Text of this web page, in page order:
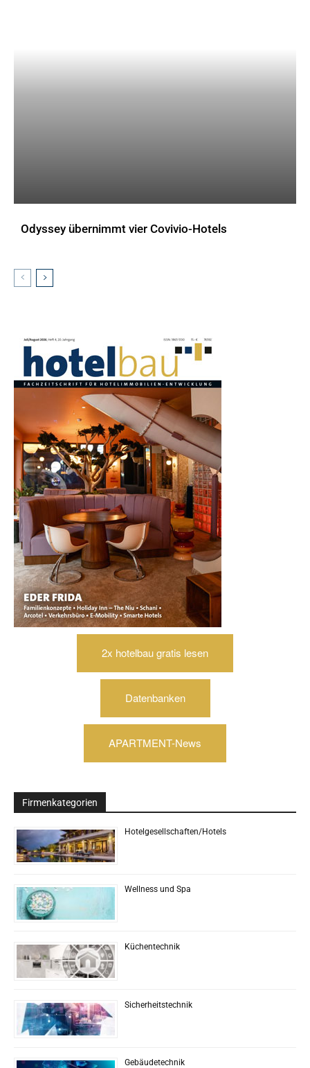
Odyssey übernimmt vier Covivio-Hotels
2x hotelbau gratis lesen
Datenbanken
APARTMENT-News
Firmenkategorien
Hotelgesellschaften/Hotels
Wellness und Spa
Küchentechnik
Sicherheitstechnik
Gebäudetechnik